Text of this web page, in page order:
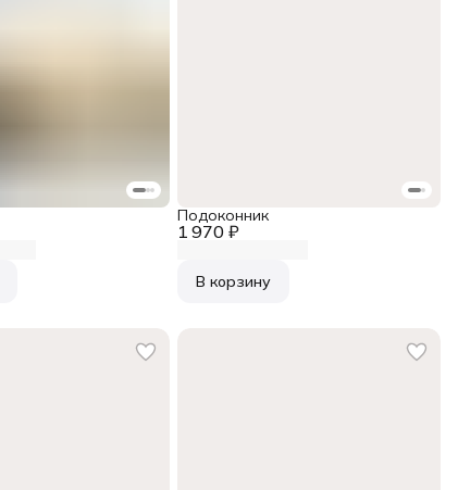
1 970 ₽
Подоконник
В корзину